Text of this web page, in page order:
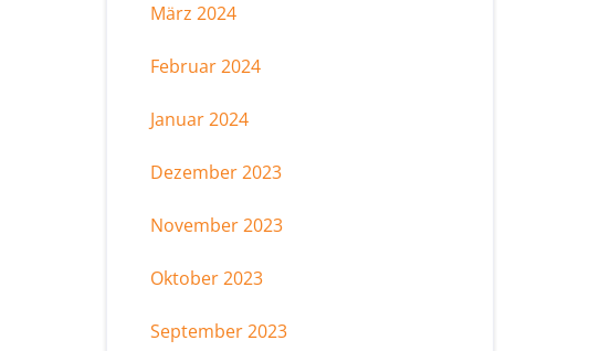
März 2024
Februar 2024
Januar 2024
Dezember 2023
November 2023
Oktober 2023
September 2023